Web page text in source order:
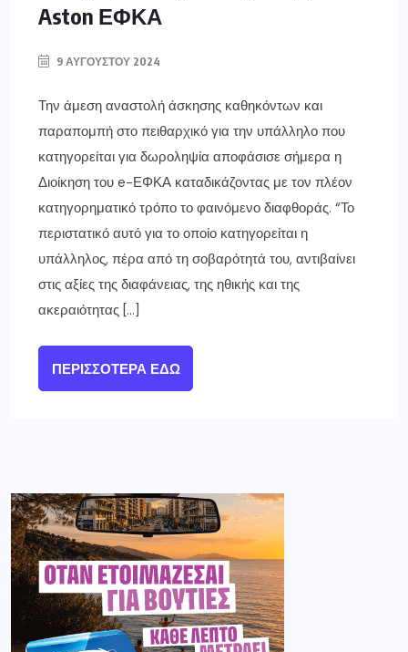
Aston ΕΦΚΑ
9 ΑΥΓΟΎΣΤΟΥ 2024
Την άμεση αναστολή άσκησης καθηκόντων και
παραπομπή στο πειθαρχικό για την υπάλληλο που
κατηγορείται για δωροληψία αποφάσισε σήμερα η
Διοίκηση του e-ΕΦΚΑ καταδικάζοντας με τον πλέον
κατηγορηματικό τρόπο το φαινόμενο διαφθοράς. “Το
περιστατικό αυτό για το οποίο κατηγορείται η
υπάλληλος, πέρα από τη σοβαρότητά του, αντιβαίνει
στις αξίες της διαφάνειας, της ηθικής και της
ακεραιότητας […]
ΠΕΡΙΣΣΌΤΕΡΑ ΕΔΏ